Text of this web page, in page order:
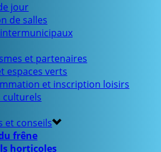
jour
de salles
et partenaires
espaces verts
et inscription loisirs
culturels
et conseils
frêne
horticoles